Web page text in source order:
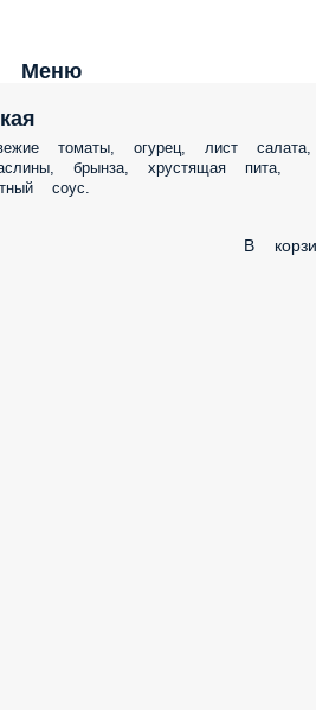
Меню
томаты, огурец, лист салата,
брынза, хрустящая пита,
соус.
В